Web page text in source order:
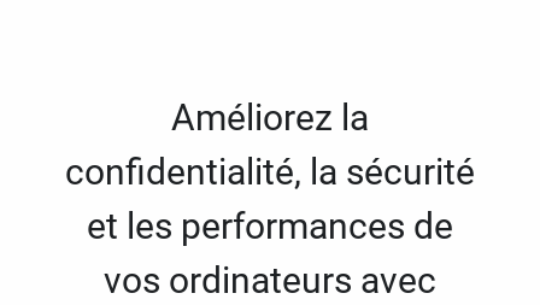
Améliorez la
confidentialité, la sécurité
et les performances de
vos ordinateurs avec